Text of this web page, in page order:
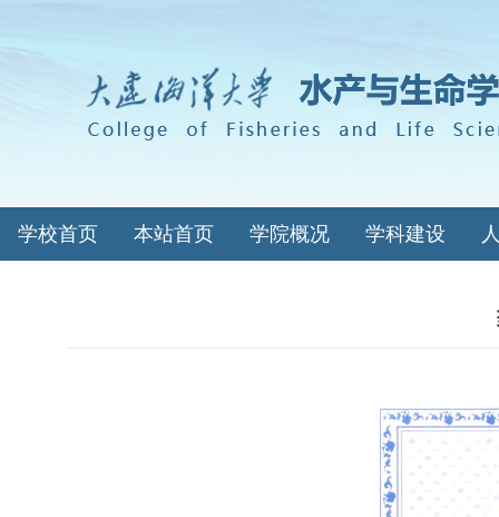
学校首页 本站首页 学院概况 学科建设